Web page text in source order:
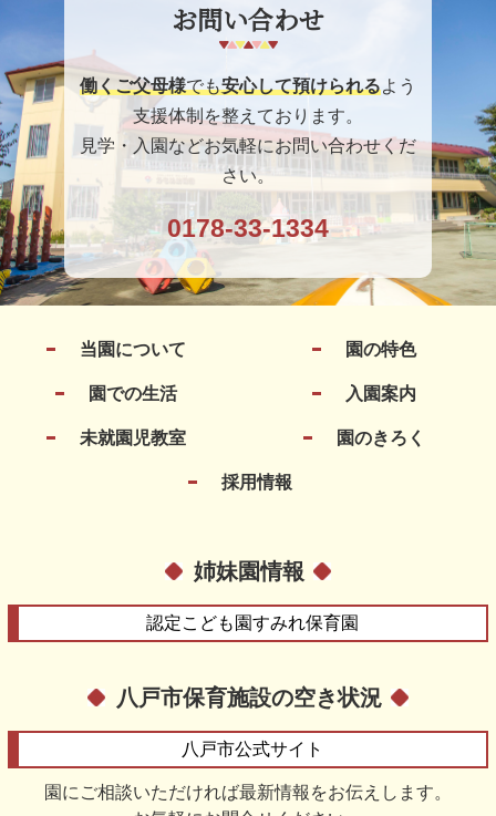
お問い合わせ
働くご父母様でも安心して預けられるよう
支援体制を整えております。
見学・入園などお気軽にお問い合わせくだ
さい。
0178-33-1334
当園について 園の特色
園での生活 入園案内
未就園児教室 園のきろく
採用情報
姉妹園情報
認定こども園すみれ保育園
八戸市保育施設の空き状況
八戸市公式サイト
園にご相談いただければ最新情報をお伝えします。